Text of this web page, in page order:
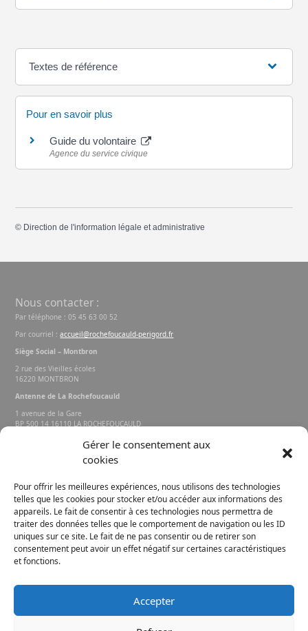
Gérer le consentement aux
cookies
Pour offrir les meilleures expériences, nous utilisons des technologies
telles que les cookies pour stocker et/ou accéder aux informations des
appareils. Le fait de consentir à ces technologies nous permettra de
traiter des données telles que le comportement de navigation ou les ID
uniques sur ce site. Le fait de ne pas consentir ou de retirer son
consentement peut avoir un effet négatif sur certaines caractéristiques
et fonctions.
Accepter
Textes de référence
Pour en savoir plus
Guide du volontaire
Agence du service civique
© Direction de l'information légale et administrative
Nous contacter :
Par téléphone : 05 45 63 00 52
Par courriel :accueil@rochefoucauld-perigord.fr
Siège Social – Montbron
2 rue des Vieilles écoles
16220 MONTBRON
Antenne de La Rochefoucauld
1 avenue de la Gare
BP 500 14 16110 LA ROCHEFOUCAULD